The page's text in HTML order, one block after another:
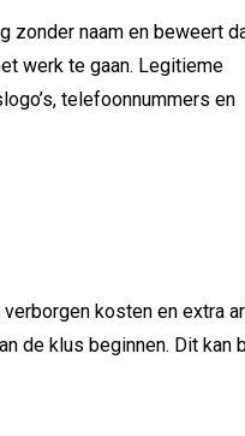
zonder naam en beweert
werk te gaan. Legitieme
telefoonnummers en
kosten en extra
de klus beginnen. Dit kan